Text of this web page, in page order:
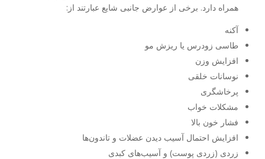
همراه دارد. برخی از عوارض جانبی شایع عبارتند از:
آکنه
طاسی زودرس یا ریزش مو
افزایش وزن
نوسانات خلقی
پرخاشگری
مشکلات خواب
فشار خون بالا
افزایش احتمال آسیب دیدن عضلات و تاندون‌ها
زردی (زردی پوست) و آسیب‌های کبدی